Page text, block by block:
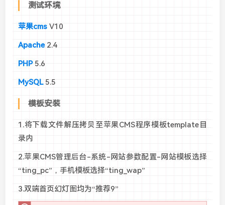
测试环境
苹果cms V10
Apache2.4
PHP5.6
MySQL5.5
模板安装
1.将下载文件解压拷贝至苹果CMS程序模板template目
录内
2.苹果CMS管理后台-系统-网站参数配置-网站模板选择
“ting_pc”，手机模板选择“ting_wap”
3.双端首页幻灯图均为“推荐9”